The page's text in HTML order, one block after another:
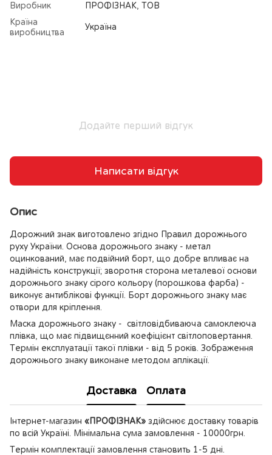
Виробник
ПРОФІЗНАК, ТОВ
Країна
виробництва
Україна
Додайте перший відгук
Написати відгук
Опис
Дорожний знак виготовлено згідно Правил дорожнього
руху України. Основа дорожнього знаку - метал
оцинкований, має подвійний борт, що добре впливає на
надійність конструкції; зворотня сторона металевої основи
дорожнього знаку сірого кольору (порошкова фарба) -
виконує антиблікові функції. Борт дорожнього знаку має
отвори для кріплення.
Маска дорожнього знаку - світловідбиваюча самоклеюча
плівка, що має підвищєнний коефіцієнт світлоповертання.
Термін експлуатації такої плівки - від 5 років. Зображення
дорожнього знаку виконане методом аплікації.
Доставка Оплата
Інтернет-магазин «ПРОФІЗНАК» здійснює доставку товарів
по всій Україні. Мінімальна сума замовлення - 10000грн.
Термін комплектації замовлення становить 1-5 дні.